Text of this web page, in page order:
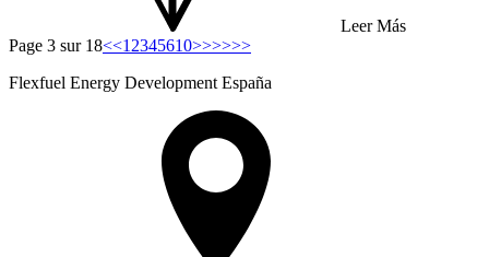
Leer Más
Page 3 sur 18<<1 2345610>>>>>>
Flexfuel Energy Development España